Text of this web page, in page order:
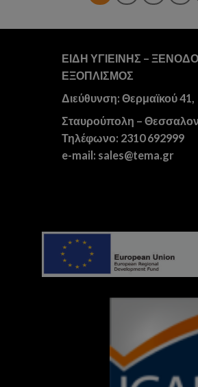
ΕΙΔΗ ΥΓΙΕΙΝΗΣ –
ΕΞΟΠΛΙΣΜΟΣ
Διεύθυνση: Θερμαϊκού 41,
Σταυρούπολη –
Τηλέφωνο: 2310 692999
e-mail: sales@tema.gr